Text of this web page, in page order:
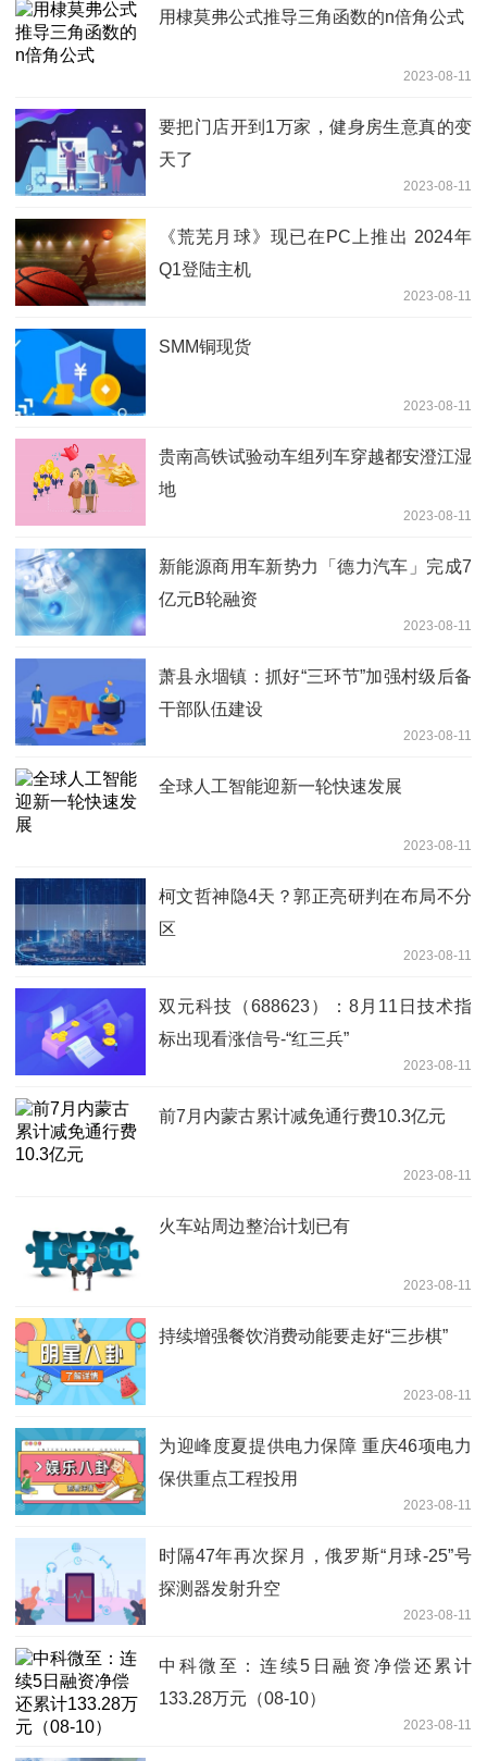
用棣莫弗公式推导三角函数的n倍角公式
2023-08-11
要把门店开到1万家，健身房生意真的变
天了
2023-08-11
《荒芜月球》现已在PC上推出 2024年
Q1登陆主机
2023-08-11
SMM铜现货
2023-08-11
贵南高铁试验动车组列车穿越都安澄江湿
地
2023-08-11
新能源商用车新势力「德力汽车」完成7
亿元B轮融资
2023-08-11
萧县永堌镇：抓好“三环节”加强村级后备
干部队伍建设
2023-08-11
全球人工智能迎新一轮快速发展
2023-08-11
柯文哲神隐4天？郭正亮研判在布局不分
区
2023-08-11
双元科技（688623）：8月11日技术指
标出现看涨信号-“红三兵”
2023-08-11
前7月内蒙古累计减免通行费10.3亿元
2023-08-11
火车站周边整治计划已有
2023-08-11
持续增强餐饮消费动能要走好“三步棋”
2023-08-11
为迎峰度夏提供电力保障 重庆46项电力
保供重点工程投用
2023-08-11
时隔47年再次探月，俄罗斯“月球-25”号
探测器发射升空
2023-08-11
中科微至：连续5日融资净偿还累计
133.28万元（08-10）
2023-08-11